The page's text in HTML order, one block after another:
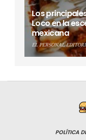
Los
Loco en la
mexicana
EL PERSONAL
POLÍTICA